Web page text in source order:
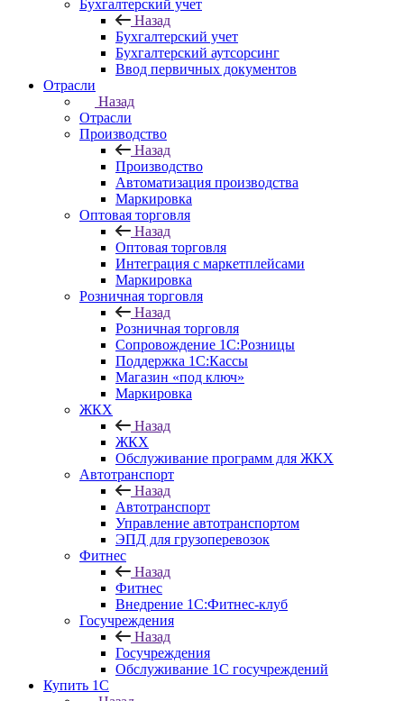
Бухгалтерский учет
Назад
Бухгалтерский учет
Бухгалтерский аутсорсинг
Ввод первичных документов
Отрасли
Назад
Отрасли
Производство
Назад
Производство
Автоматизация производства
Маркировка
Оптовая торговля
Назад
Оптовая торговля
Интеграция с маркетплейсами
Маркировка
Розничная торговля
Назад
Розничная торговля
Сопровождение 1С:Розницы
Поддержка 1С:Кассы
Магазин «под ключ»
Маркировка
ЖКХ
Назад
ЖКХ
Обслуживание программ для ЖКХ
Автотранспорт
Назад
Автотранспорт
Управление автотранспортом
ЭПД для грузоперевозок
Фитнес
Назад
Фитнес
Внедрение 1С:Фитнес-клуб
Госучреждения
Назад
Госучреждения
Обслуживание 1С госучреждений
Купить 1С